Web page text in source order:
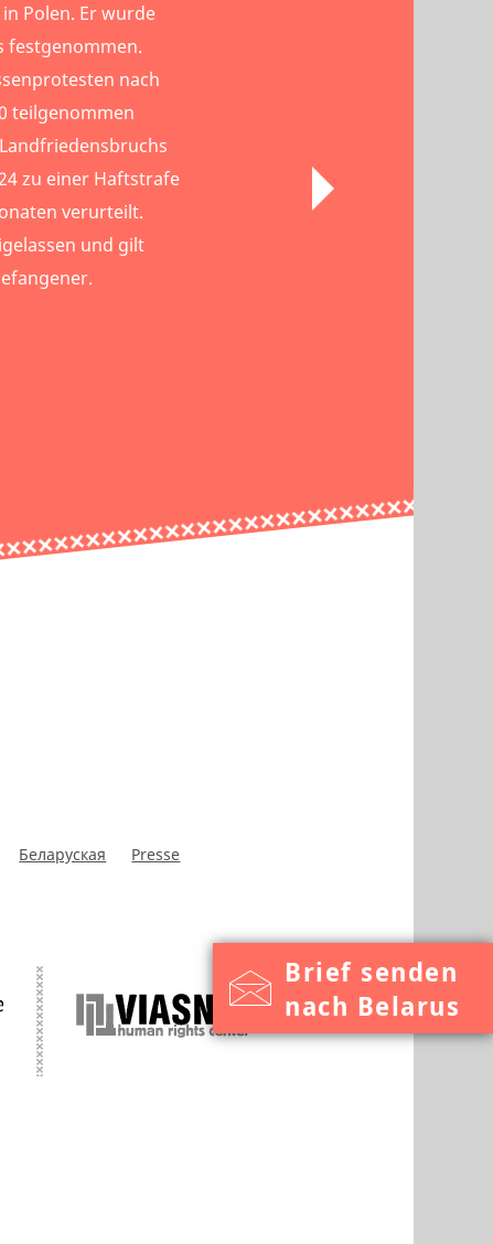
Brief senden
nach Belarus
Polen. Er wurde
festgenommen.
nach
teilgenommen
zu einer Haftstrafe
verurteilt.
und gilt
Беларуская Presse